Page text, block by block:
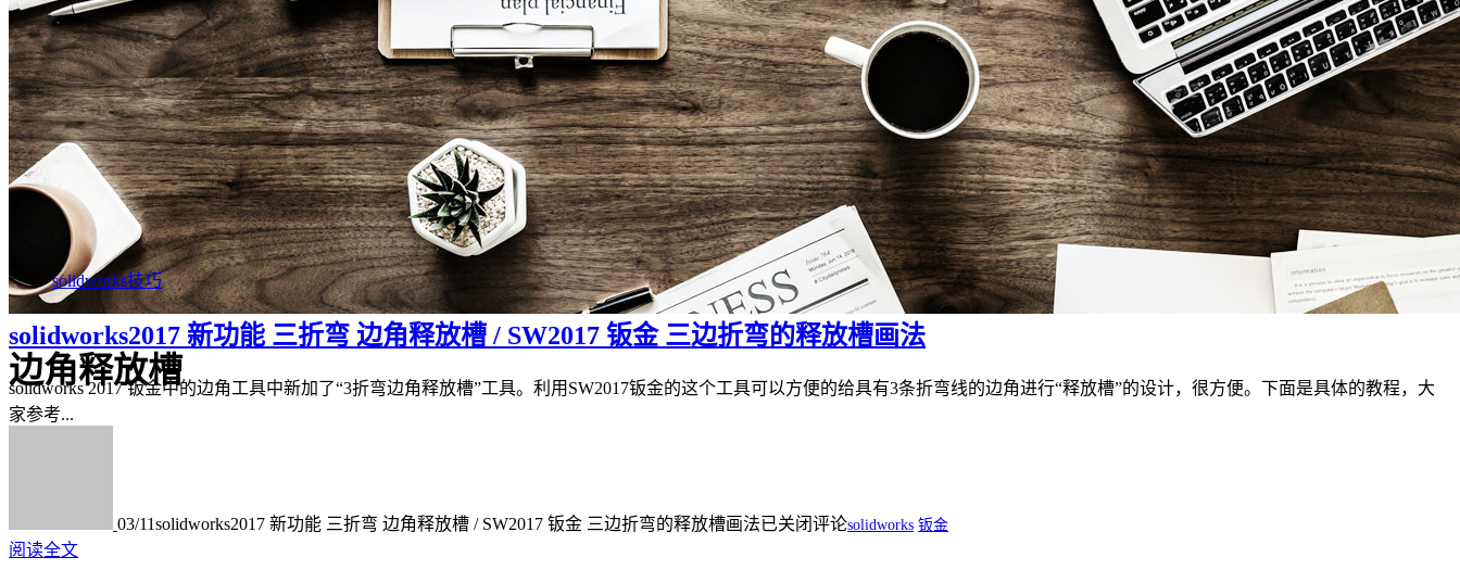
边角释放槽
solidworks技巧
solidworks2017 新功能 三折弯 边角释放槽 / SW2017 钣金 三边折弯的释放槽画法
solidworks 2017 钣金中的边角工具中新加了“3折弯边角释放槽”工具。利用SW2017钣金的这个工具可以方便的给具有3条折弯线的边角进行“释放槽”的设计，很方便。下面是具体的教程，大
家参考...
03/11solidworks2017 新功能 三折弯 边角释放槽 / SW2017 钣金 三边折弯的释放槽画法已关闭评论solidworks 钣金
阅读全文